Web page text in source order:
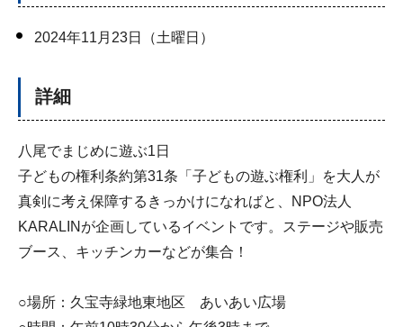
2024年11月23日（土曜日）
詳細
八尾でまじめに遊ぶ1日
子どもの権利条約第31条「子どもの遊ぶ権利」を大人が
真剣に考え保障するきっかけになればと、NPO法人
KARALINが企画しているイベントです。ステージや販売
ブース、キッチンカーなどが集合！
○場所：久宝寺緑地東地区 あいあい広場